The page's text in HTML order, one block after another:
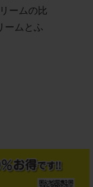
ームの比
ームとふ